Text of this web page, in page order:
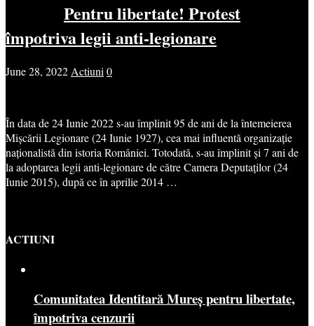
Pentru libertate! Protest
împotriva legii anti-legionare
June 28, 2022 Actiuni 0
În data de 24 Iunie 2022 s-au împlinit 95 de ani de la întemeierea
Mișcării Legionare (24 Iunie 1927), cea mai influentă organizație
naționalistă din istoria României. Totodată, s-au împlinit și 7 ani de
la adoptarea legii anti-legionare de către Camera Deputaților (24
Iunie 2015), după ce în aprilie 2014 …
ACTIUNI
Comunitatea Identitară Mureș pentru libertate,
împotriva cenzurii